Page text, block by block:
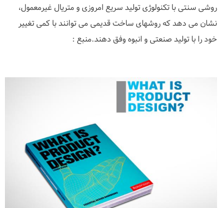
روشی سنتی با تکنولوژی تولید سریع امروزی و متریال غیرمعمول،
نشان می دهد که روشهای ساخت قدیمی می توانند با کمی تغییر
خود را با تولید صنعتی و انبوه وفق دهند.منبع :